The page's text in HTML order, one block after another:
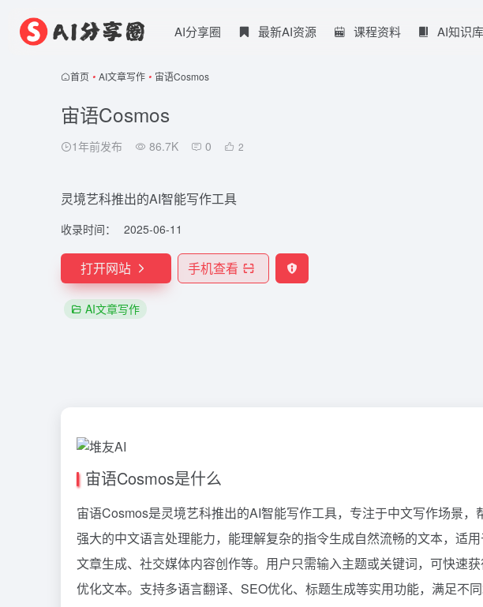
AI分享圈 最新AI资源 课程资料 AI知识库
首页 • AI文章写作 • 宙语Cosmos
宙语Cosmos
1年前发布 86.7K 0 2
灵境艺科推出的AI智能写作工具
收录时间： 2025-06-11
打开网站 手机查看
AI文章写作
宙语Cosmos是什么
宙语Cosmos是灵境艺科推出的AI智能写作工具，专注于中文写作场景
强大的中文语言处理能力，能理解复杂的指令生成自然流畅的文本，适
文章生成、社交媒体内容创作等。用户只需输入主题或关键词，可快速
优化文本。支持多语言翻译、SEO优化、标题生成等实用功能，满足不同